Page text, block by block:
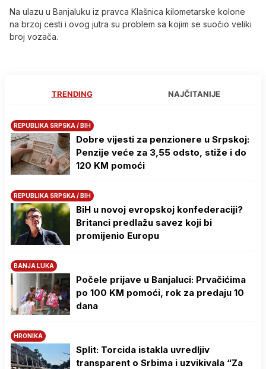
Na ulazu u Banjaluku iz pravca Klašnica kilometarske kolone
na brzoj cesti i ovog jutra su problem sa kojim se suočio veliki
broj vozača.
TRENDING NAJČITANIJE
REPUBLIKA SRPSKA / BIH
Dobre vijesti za penzionere u Srpskoj:
Penzije veće za 3,55 odsto, stiže i do
120 KM pomoći
REPUBLIKA SRPSKA / BIH
BiH u novoj evropskoj konfederaciji?
Britanci predlažu savez koji bi
promijenio Europu
BANJA LUKA
Počele prijave u Banjaluci: Prvačićima
po 100 KM pomoći, rok za predaju 10
dana
HRONIKA
Split: Torcida istakla uvredljiv
transparent o Srbima i uzvikivala “Za